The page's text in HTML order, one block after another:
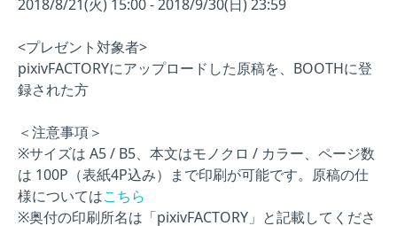
2018/8/21(火) 15:00 - 2018/9/30(日) 23:59
<プレゼント対象者>
pixivFACTORYにアップロードした原稿を、BOOTHに登
録された方
＜注意事項＞
※サイズは A5 / B5、本文はモノクロ / カラー、ページ数
は 100P（表紙4P込み）まで印刷が可能です。原稿の仕
様についてはこちら
※奥付の印刷所名は「pixivFACTORY」と記載してくださ